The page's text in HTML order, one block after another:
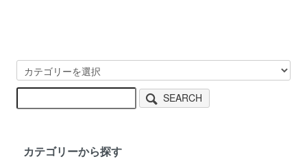
SEARCH
カテゴリーから探す